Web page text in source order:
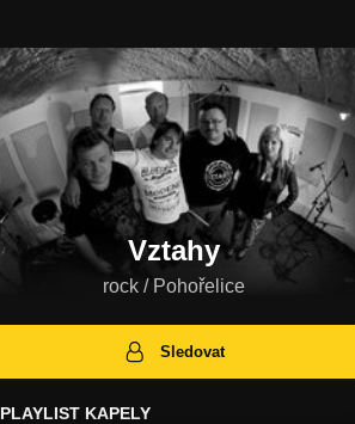
Vztahy
rock / Pohořelice
Sledovat
PLAYLIST KAPELY